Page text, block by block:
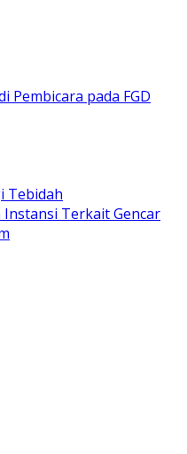
Pembicara pada FGD
Tebidah
Terkait Gencar